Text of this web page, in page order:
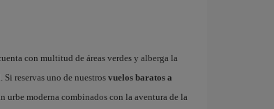
con multitud de áreas verdes y alberga la
reservas uno de nuestros vuelos baratos a
urbe moderna combinados con la aventura de la